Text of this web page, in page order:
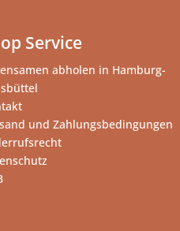
Service
abholen in Hamburg-
und Zahlungsbedingungen